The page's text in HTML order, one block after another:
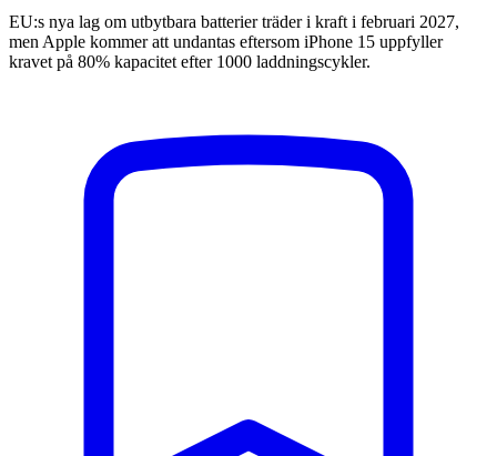
EU:s nya lag om utbytbara batterier träder i kraft i februari 2027,
men Apple kommer att undantas eftersom iPhone 15 uppfyller
kravet på 80% kapacitet efter 1000 laddningscykler.